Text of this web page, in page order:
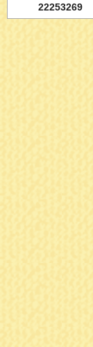
22253269